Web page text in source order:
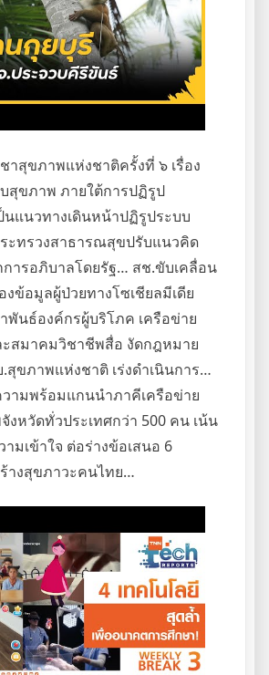
สุขภาพแห่งชาติครั้งที่ ๖ เรื่อง
สุขภาพ ภายใต้การปฏิรูป
นแนวทางเดินหน้าปฏิรูประบบ
ะทรวงสาธารณสุขปรับแนวคิด
ารอภิบาลโดยรัฐ… สช.ขับเคลื่อน
ข้อมูลผู้ป่วยทางโซเชียลมีเดีย
นธ์องค์กรผู้บริโภค เครือข่าย
ะสมาคมวิชาชีพสื่อ งัดกฎหมาย
สุขภาพแห่งชาติ เร่งดำเนินการ…
วามพร้อมแกนนำภาคีเครือข่าย
หวัดทั่วประเทศกว่า 500 คน เน้น
มเข้าใจ ต่อร่างข้อเสนอ 6
ร้างสุขภาวะคนไทย…